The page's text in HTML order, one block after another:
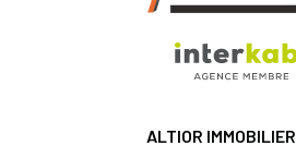
ALTIOR IMMOBILIER